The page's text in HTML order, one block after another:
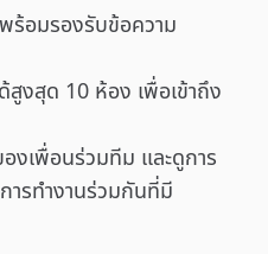
ร้อมรองรับข้อความ
งสุด 10 ห้อง เพื่อเข้าถึง
งเพื่อนร่วมทีม และดูการ
ารทำงานร่วมกันที่มี